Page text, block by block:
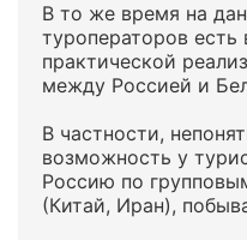
В то же время на
туроператоров
практической
между Россией и
В частности,
возможность у
Россию по
(Китай, Иран),